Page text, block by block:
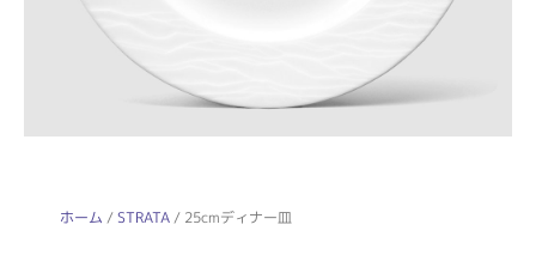
ホーム /STRATA/ 25cmディナー皿